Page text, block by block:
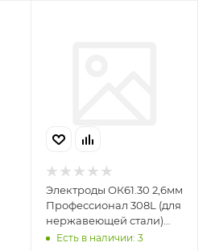
Электроды ОК61.30 2,6мм
Профессионал 308L (для
нержавеющей стали)
(упак 5 шт)
Есть в наличии: 3